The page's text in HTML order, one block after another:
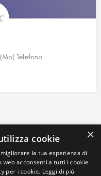
Telefono
×
cookie
la tua esperienza di
acconsenti a tutti i cookie
per i cookie. Leggi di più